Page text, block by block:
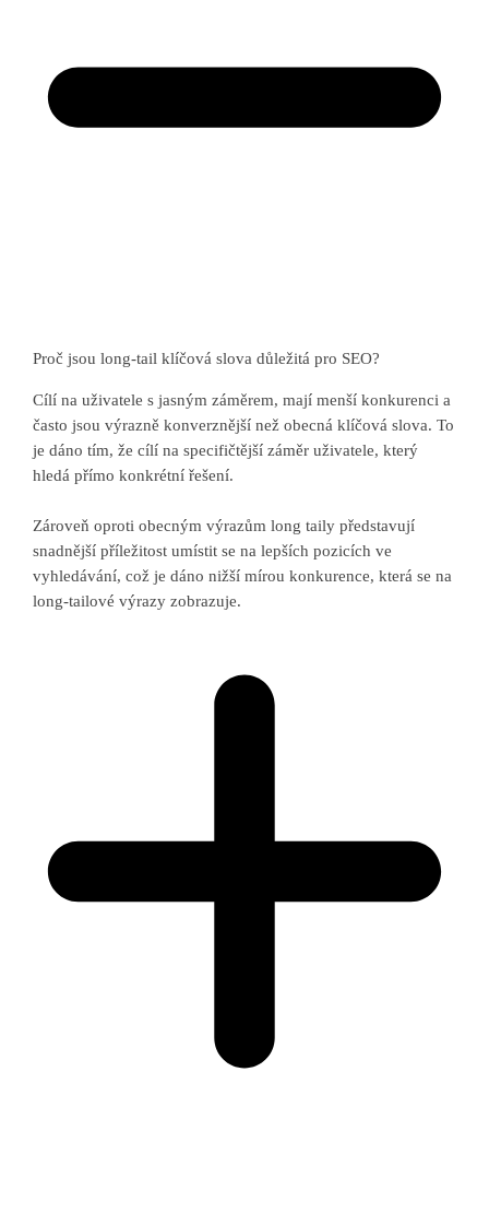
Proč jsou long-tail klíčová slova důležitá pro SEO?
Cílí na uživatele s jasným záměrem, mají menší konkurenci a
často jsou výrazně konverznější než obecná klíčová slova. To
je dáno tím, že cílí na specifičtější záměr uživatele, který
hledá přímo konkrétní řešení.
Zároveň oproti obecným výrazům long taily představují
snadnější příležitost umístit se na lepších pozicích ve
vyhledávání, což je dáno nižší mírou konkurence, která se na
long-tailové výrazy zobrazuje.